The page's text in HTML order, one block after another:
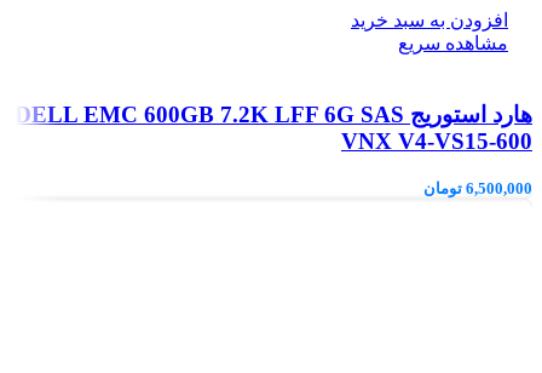
افزودن به سبد خرید
مشاهده سریع
هارد استوریج DELL EMC 600GB 7.2K LFF 6G SAS
VNX V4-VS15-600
6,500,000 تومان